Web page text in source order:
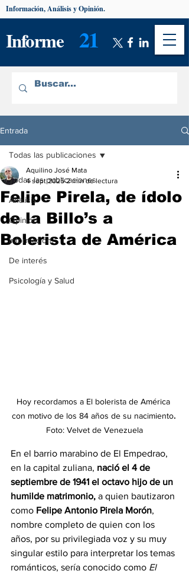
Informe 21
Información, Análisis y Opinión.
Entrada
Todas las publicaciones
Análisis
Opinión
Información
De interés
Psicología y Salud
Todas las publicaciones
Felipe Pirela, de ídolo
de la Billo’s a
Bolerista de América
Aquilino José Mata
4 sept 2025 2 min de lectura
Hoy recordamos a El bolerista de América
con motivo de los 84 años de su nacimiento.
Foto: Velvet de Venezuela
En el barrio marabino de El Empedrao,
en la capital zuliana, nació el 4 de
septiembre de 1941 el octavo hijo de un
humilde matrimonio, a quien bautizaron
como Felipe Antonio Pirela Morón,
nombre completo de quien con los
años, por su privilegiada voz y su muy
singular estilo para interpretar los temas
románticos, sería conocido como El